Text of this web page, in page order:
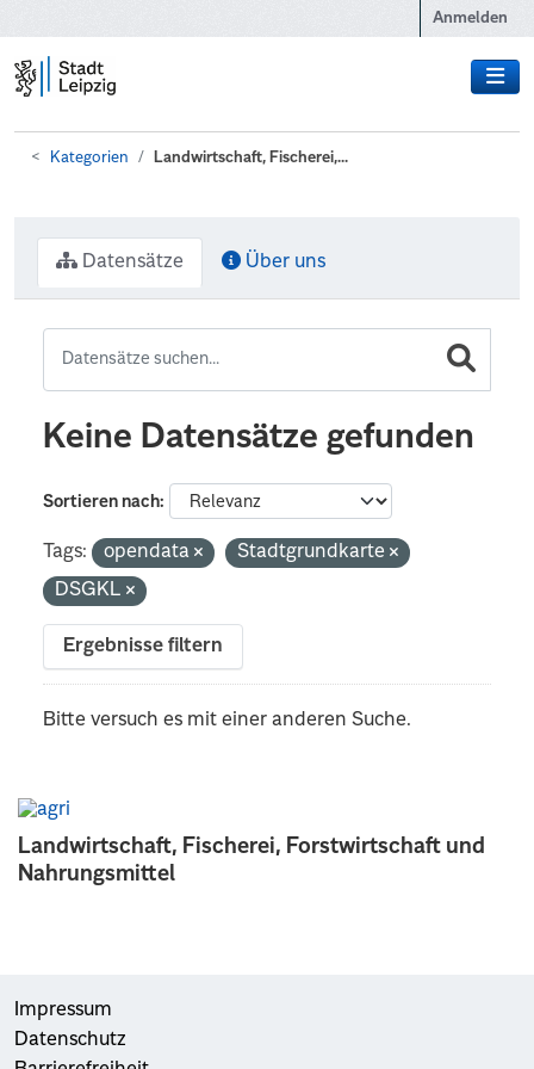
Anmelden
Kategorien Landwirtschaft, Fischerei,...
Landwirtschaft, Fischerei, Forstwirtschaft und
Nahrungsmittel
Datensätze Über uns
Keine Datensätze gefunden
Sortieren nach
Tags: opendata
Stadtgrundkarte
DSGKL
Ergebnisse filtern
Bitte versuch es mit einer anderen Suche.
Impressum
Datenschutz